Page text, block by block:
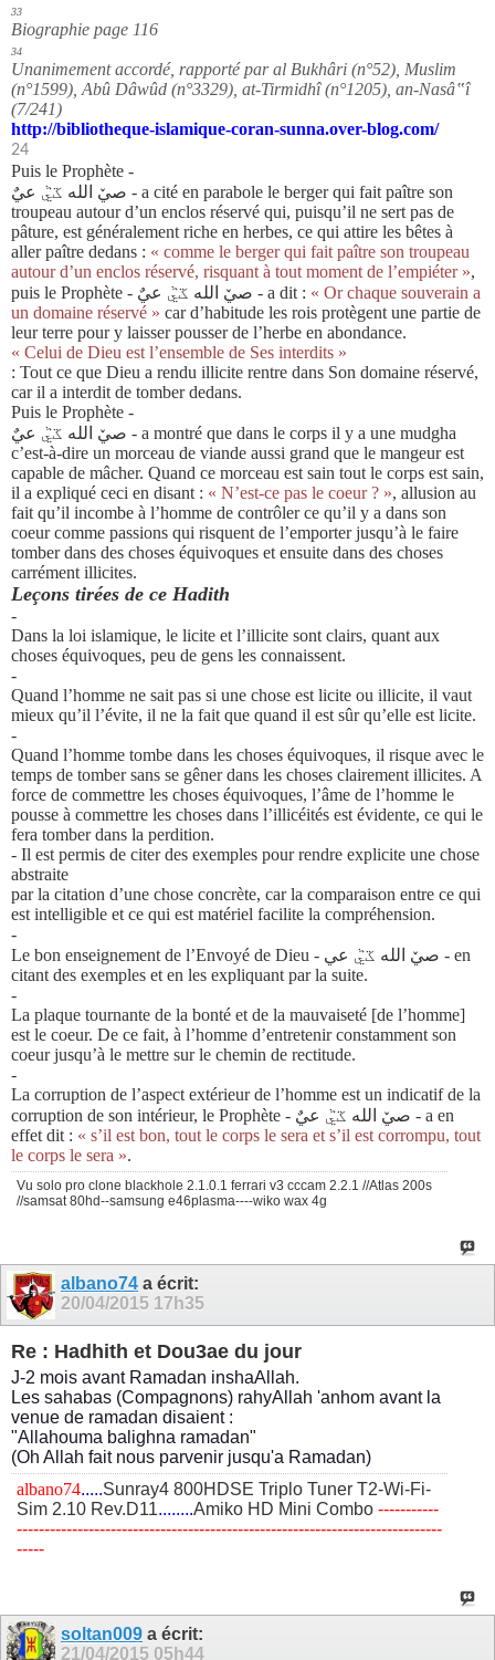
33
Biographie page 116
34
Unanimement accordé, rapporté par al Bukhâri (n°52), Muslim
(n°1599), Abû Dâwûd (n°3329), at-Tirmidhî (n°1205), an-Nasâ‟î
(7/241)
http://bibliotheque-islamique-coran-sunna.over-blog.com/
24
Puis le Prophète -
- a cité en parabole le berger qui fait paître son
troupeau autour d’un enclos réservé qui, puisqu’il ne sert pas de
pâture, est généralement riche en herbes, ce qui attire les bêtes à
aller paître dedans : « comme le berger qui fait paître son troupeau
autour d’un enclos réservé, risquant à tout moment de l’empiéter »,
puis le Prophète -
- a dit : « Or chaque souverain a
un domaine réservé » car d’habitude les rois protègent une partie de
leur terre pour y laisser pousser de l’herbe en abondance.
« Celui de Dieu est l’ensemble de Ses interdits »
: Tout ce que Dieu a rendu illicite rentre dans Son domaine réservé,
car il a interdit de tomber dedans.
Puis le Prophète -
- a montré que dans le corps il y a une mudgha
c’est-à-dire un morceau de viande aussi grand que le mangeur est
capable de mâcher. Quand ce morceau est sain tout le corps est sain,
il a expliqué ceci en disant : « N’est-ce pas le coeur ? », allusion au
fait qu’il incombe à l’homme de contrôler ce qu’il y a dans son
coeur comme passions qui risquent de l’emporter jusqu’à le faire
tomber dans des choses équivoques et ensuite dans des choses
carrément illicites.
Leçons tirées de ce Hadith
-
Dans la loi islamique, le licite et l’illicite sont clairs, quant aux
choses équivoques, peu de gens les connaissent.
-
Quand l’homme ne sait pas si une chose est licite ou illicite, il vaut
mieux qu’il l’évite, il ne la fait que quand il est sûr qu’elle est licite.
-
Quand l’homme tombe dans les choses équivoques, il risque avec le
temps de tomber sans se gêner dans les choses clairement illicites. A
force de commettre les choses équivoques, l’âme de l’homme le
pousse à commettre les choses dans l’illicéités est évidente, ce qui le
fera tomber dans la perdition.
- Il est permis de citer des exemples pour rendre explicite une chose
abstraite
par la citation d’une chose concrète, car la comparaison entre ce qui
est intelligible et ce qui est matériel facilite la compréhension.
-
Le bon enseignement de l’Envoyé de Dieu -
- en
citant des exemples et en les expliquant par la suite.
-
La plaque tournante de la bonté et de la mauvaiseté [de l’homme]
est le coeur. De ce fait, à l’homme d’entretenir constamment son
coeur jusqu’à le mettre surle chemin de rectitude.
-
La corruption de l’aspect extérieur de l’homme est un indicatif de la
corruption de son intérieur, le Prophète -
- a en
effet dit : « s’il est bon, tout le corps le sera et s’il est corrompu, tout
le corps le sera ».
Vu solo pro clone blackhole 2.1.0.1 ferrari v3 cccam 2.2.1 //Atlas 200s
//samsat 80hd--samsung e46plasma----wiko wax 4g
albano74 a écrit:
20/04/2015 17h35
Re : Hadhith et Dou3ae du jour
J-2 mois avant Ramadan inshaAllah.
Les sahabas (Compagnons) rahyAllah 'anhom avant la
venue de ramadan disaient :
"Allahouma balighna ramadan"
(Oh Allah fait nous parvenir jusqu'a Ramadan)
albano74.....Sunray4 800HDSE Triplo Tuner T2-Wi-Fi-
Sim 2.10 Rev.D11........Amiko HD Mini Combo ​-----------
-----------------------------------------------------------------------------
-----
soltan009 a écrit:
21/04/2015 05h44